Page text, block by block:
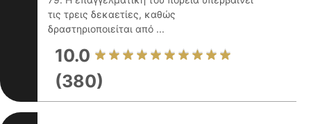
τις τρεις δεκαετίες, καθώς
δραστηριοποιείται από ...
10.0
(380)